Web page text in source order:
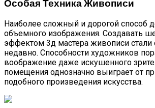
Особая Техника Живописи
Наиболее сложный и дорогой способ
объемного изображения. Создавать
эффектом 3д мастера живописи стали
недавно. Способности художников
воображение даже искушенного
помещения однозначно выиграет от
подобного произведения искусства.